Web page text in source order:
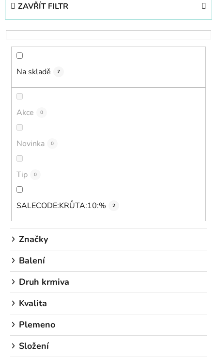
p
ZAVŘÍT FILTR
Na skladě 7
Akce 0
Novinka 0
Tip 0
SALECODE:KRŮTA:10:% 2
Značky
Balení
Druh krmiva
Kvalita
Plemeno
Složení